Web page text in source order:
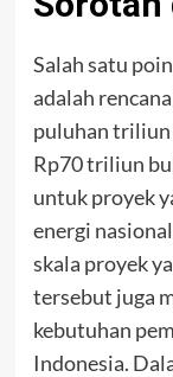
Salah satu
adalah
puluhan triliun
Rp70 triliun
untuk proyek
energi
skala proyek
tersebut juga
kebutuhan
Indonesia.